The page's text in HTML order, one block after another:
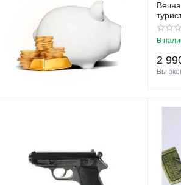
В
2
Вы